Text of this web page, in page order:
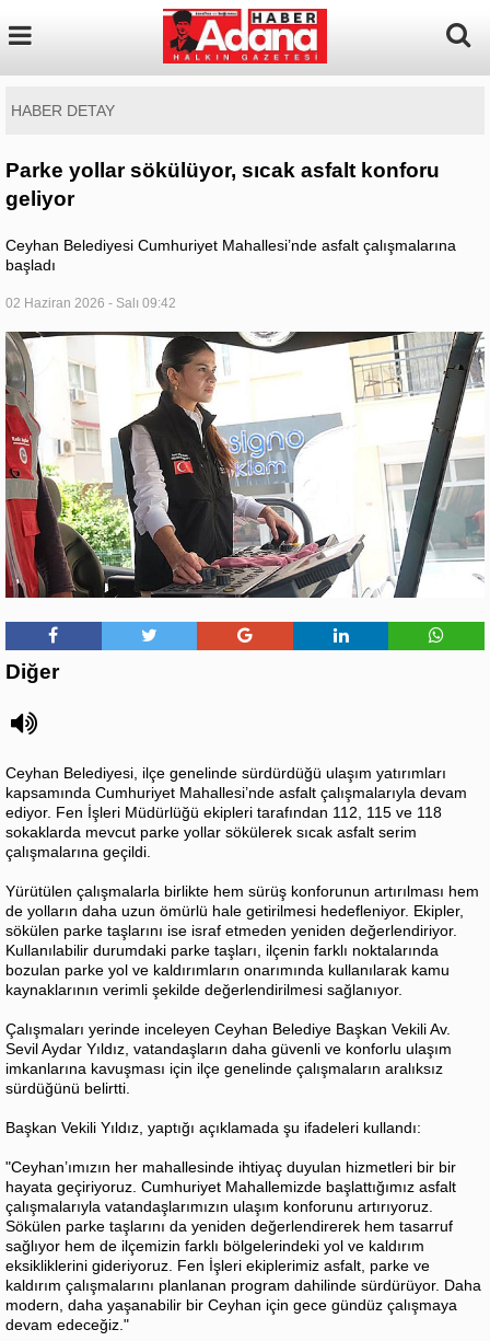
HABER DETAY
Parke yollar sökülüyor, sıcak asfalt konforu
geliyor
Ceyhan Belediyesi Cumhuriyet Mahallesi’nde asfalt çalışmalarına
başladı
02 Haziran 2026 - Salı 09:42
Diğer
Ceyhan Belediyesi, ilçe genelinde sürdürdüğü ulaşım yatırımları
kapsamında Cumhuriyet Mahallesi’nde asfalt çalışmalarıyla devam
ediyor. Fen İşleri Müdürlüğü ekipleri tarafından 112, 115 ve 118
sokaklarda mevcut parke yollar sökülerek sıcak asfalt serim
çalışmalarına geçildi.
Yürütülen çalışmalarla birlikte hem sürüş konforunun artırılması hem
de yolların daha uzun ömürlü hale getirilmesi hedefleniyor. Ekipler,
sökülen parke taşlarını ise israf etmeden yeniden değerlendiriyor.
Kullanılabilir durumdaki parke taşları, ilçenin farklı noktalarında
bozulan parke yol ve kaldırımların onarımında kullanılarak kamu
kaynaklarının verimli şekilde değerlendirilmesi sağlanıyor.
Çalışmaları yerinde inceleyen Ceyhan Belediye Başkan Vekili Av.
Sevil Aydar Yıldız, vatandaşların daha güvenli ve konforlu ulaşım
imkanlarına kavuşması için ilçe genelinde çalışmaların aralıksız
sürdüğünü belirtti.
Başkan Vekili Yıldız, yaptığı açıklamada şu ifadeleri kullandı:
"Ceyhan’ımızın her mahallesinde ihtiyaç duyulan hizmetleri bir bir
hayata geçiriyoruz. Cumhuriyet Mahallemizde başlattığımız asfalt
çalışmalarıyla vatandaşlarımızın ulaşım konforunu artırıyoruz.
Sökülen parke taşlarını da yeniden değerlendirerek hem tasarruf
sağlıyor hem de ilçemizin farklı bölgelerindeki yol ve kaldırım
eksikliklerini gideriyoruz. Fen İşleri ekiplerimiz asfalt, parke ve
kaldırım çalışmalarını planlanan program dahilinde sürdürüyor. Daha
modern, daha yaşanabilir bir Ceyhan için gece gündüz çalışmaya
devam edeceğiz."